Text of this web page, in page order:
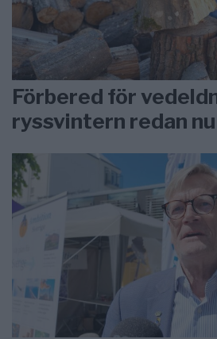
Förbered för
ryssvintern redan nu